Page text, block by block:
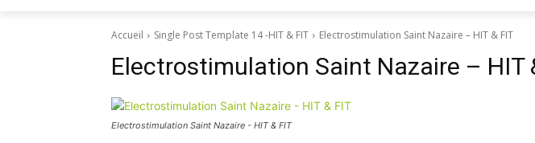
Accueil Single Post Template 14 -HIT & FIT Electrostimulation Saint Nazaire – HIT & FIT
Electrostimulation Saint Nazaire – HIT
Electrostimulation Saint Nazaire - HIT & FIT